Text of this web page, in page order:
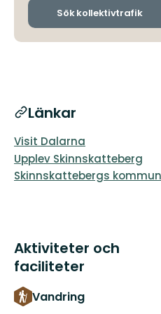
Sök kollektivtrafik
Länkar
Visit Dalarna
Upplev Skinnskatteberg
Skinnskattebergs kommun
Aktiviteter och
faciliteter
Vandring